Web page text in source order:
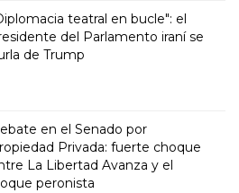
teatral en bucle": el
del Parlamento iraní se
de Trump
en el Senado por
Privada: fuerte choque
La Libertad Avanza y el
peronista